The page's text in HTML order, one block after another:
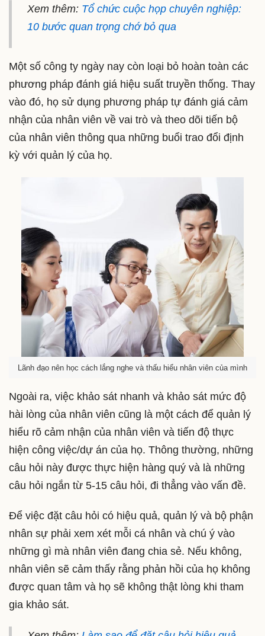
Xem thêm: Tổ chức cuộc họp chuyên nghiệp:
10 bước quan trọng chớ bỏ qua
Một số công ty ngày nay còn loại bỏ hoàn toàn các
phương pháp đánh giá hiệu suất truyền thống. Thay
vào đó, họ sử dụng phương pháp tự đánh giá cảm
nhận của nhân viên về vai trò và theo dõi tiến bộ
của nhân viên thông qua những buổi trao đổi định
kỳ với quản lý của họ.
Lãnh đạo nên học cách lắng nghe và thấu hiểu nhân viên của mình
Ngoài ra, việc khảo sát nhanh và khảo sát mức độ
hài lòng của nhân viên cũng là một cách để quản lý
hiểu rõ cảm nhận của nhân viên và tiến độ thực
hiện công việc/dự án của họ. Thông thường, những
câu hỏi này được thực hiện hàng quý và là những
câu hỏi ngắn từ 5-15 câu hỏi, đi thẳng vào vấn đề.
Để việc đặt câu hỏi có hiệu quả, quản lý và bộ phận
nhân sự phải xem xét mỗi cá nhân và chú ý vào
những gì mà nhân viên đang chia sẻ. Nếu không,
nhân viên sẽ cảm thấy rằng phản hồi của họ không
được quan tâm và họ sẽ không thật lòng khi tham
gia khảo sát.